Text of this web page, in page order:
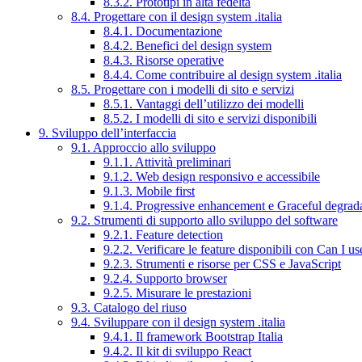
8.4. Progettare con il design system .italia
8.4.1. Documentazione
8.4.2. Benefici del design system
8.4.3. Risorse operative
8.4.4. Come contribuire al design system .italia
8.5. Progettare con i modelli di sito e servizi
8.5.1. Vantaggi dell’utilizzo dei modelli
8.5.2. I modelli di sito e servizi disponibili
9. Sviluppo dell’interfaccia
9.1. Approccio allo sviluppo
9.1.1. Attività preliminari
9.1.2. Web design responsivo e accessibile
9.1.3. Mobile first
9.1.4. Progressive enhancement e Graceful
9.2. Strumenti di supporto allo sviluppo del software
9.2.1. Feature detection
9.2.2. Verificare le feature disponibili con Can I
9.2.3. Strumenti e risorse per CSS e JavaScript
9.2.4. Supporto browser
9.2.5. Misurare le prestazioni
9.3. Catalogo del riuso
9.4. Sviluppare con il design system .italia
9.4.1. Il framework Bootstrap Italia
9.4.2. Il kit di sviluppo React